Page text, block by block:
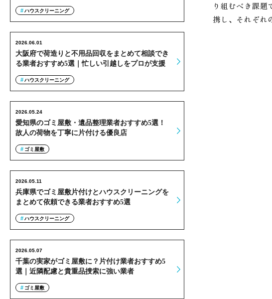
り組むべき課
携し、それぞれ
ハウスクリーニング
大阪府で荷造りと不用品回収をまとめて相談でき
る業者おすすめ5選｜忙しい引越しをプロが支援
2026.06.01
ハウスクリーニング
愛知県のゴミ屋敷・遺品整理業者おすすめ5選！
故人の荷物を丁寧に片付ける優良店
2026.05.24
ゴミ屋敷
兵庫県でゴミ屋敷片付けとハウスクリーニングを
まとめて依頼できる業者おすすめ5選
2026.05.11
ハウスクリーニング
千葉の実家がゴミ屋敷に？片付け業者おすすめ5
選｜近隣配慮と貴重品捜索に強い業者
2026.05.07
ゴミ屋敷